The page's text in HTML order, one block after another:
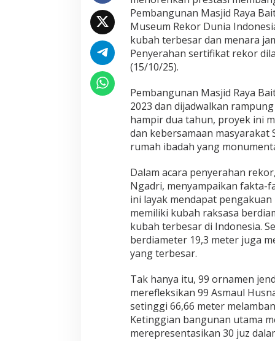
a
h
C
a
a
t
e
j
a
r
a
h
a
u
Pembangunan Masjid Raya
Museum Rekor Dunia
kubah terbesar dan menara
Penyerahan sertifikat rekor
(15/10/25).
Pembangunan Masjid Raya
2023 dan dijadwalkan
hampir dua tahun, proyek ini
dan kebersamaan masyarakat
rumah ibadah yang
Dalam acara penyerahan
Ngadri, menyampaikan fakta-
ini layak mendapat
memiliki kubah raksasa
kubah terbesar di Indonesia.
berdiameter 19,3 meter juga
yang terbesar.
Tak hanya itu, 99 ornamen
merefleksikan 99 Asmaul
setinggi 66,66 meter
Ketinggian bangunan utama
merepresentasikan 30 juz